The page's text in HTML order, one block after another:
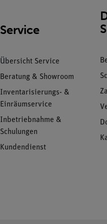
Service
Übersicht Service
Beratung & Showroom
Inventarisierungs- &
Einräumservice
Inbetriebnahme &
Schulungen
Kundendienst